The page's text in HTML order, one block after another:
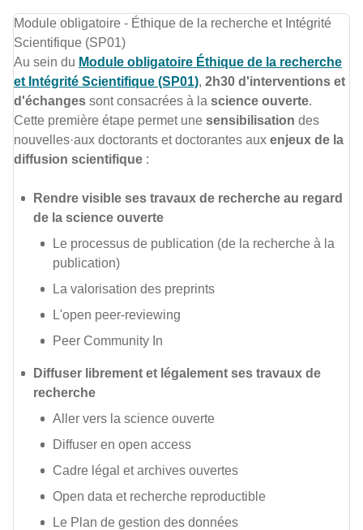
Module obligatoire - Éthique de la recherche et Intégrité
Scientifique (SP01)
Au sein du Module obligatoire Éthique de la recherche
et Intégrité Scientifique (SP01), 2h30 d'interventions et
d'échanges sont consacrées à la science ouverte.
Cette première étape permet une sensibilisation des
nouvelles·aux doctorants et doctorantes aux enjeux de la
diffusion scientifique :
Rendre visible ses travaux de recherche au regard
de la science ouverte
Le processus de publication (de la recherche à la
publication)
La valorisation des preprints
L'open peer-reviewing
Peer Community In
Diffuser librement et légalement ses travaux de
recherche
Aller vers la science ouverte
Diffuser en open access
Cadre légal et archives ouvertes
Open data et recherche reproductible
Le Plan de gestion des données